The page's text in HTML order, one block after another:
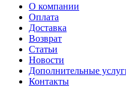
О компании
Оплата
Доставка
Возврат
Статьи
Новости
Дополнительные
Контакты